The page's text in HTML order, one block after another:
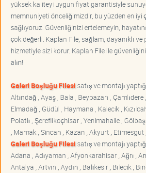
yüksek kaliteyi uygun fiyat garantisiyle
memnuniyeti önceliğimizdir, bu yüzden en iyi
sağlıyoruz. Güvenliğinizi ertelemeyin,
çok değerli. Kaplan File, sağlam, dayanıklı
hizmetiyle sizi korur. Kaplan File ile
alın!
Galeri Boşluğu Filesisatış ve montajı
Altındağ , Ayaş , Bala , Beypazarı , Çamlıdere
Elmadağ , Güdül , Haymana , Kalecik ,
Polatlı , Şereflikoçhisar , Yenimahalle ,
, Mamak , Sincan , Kazan , Akyurt ,
Galeri Boşluğu Filesisatış ve montajı
Adana , Adıyaman , Afyonkarahisar , Ağrı ,
Antalya , Artvin , Aydın , Balıkesir , Bilecik ,